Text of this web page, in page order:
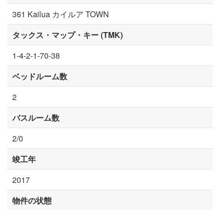
361 Kailua カイルア TOWN
タックス・マップ・キー (TMK)
1-4-2-1-70-38
ベッドルーム数
2
バスルーム数
2/0
竣工年
2017
物件の状態